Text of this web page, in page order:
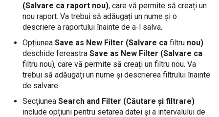
(Salvare ca raport nou), care vă permite să creați un
nou raport. Va trebui să adăugați un nume și o
descriere a raportului înainte de a-l salva.
Opțiunea Save as New Filter (Salvare ca filtru nou)
deschide fereastra Save as New Filter (Salvare ca
filtru nou), care vă permite să creați un filtru nou. Va
trebui să adăugați un nume și descrierea filtrului înainte
de salvare.
Secțiunea Search and Filter (Căutare și filtrare)
include opțiuni pentru setarea datei și a intervalului de